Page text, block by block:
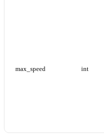
max_speed int